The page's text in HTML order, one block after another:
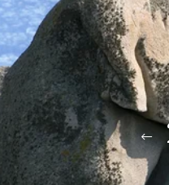
RUS